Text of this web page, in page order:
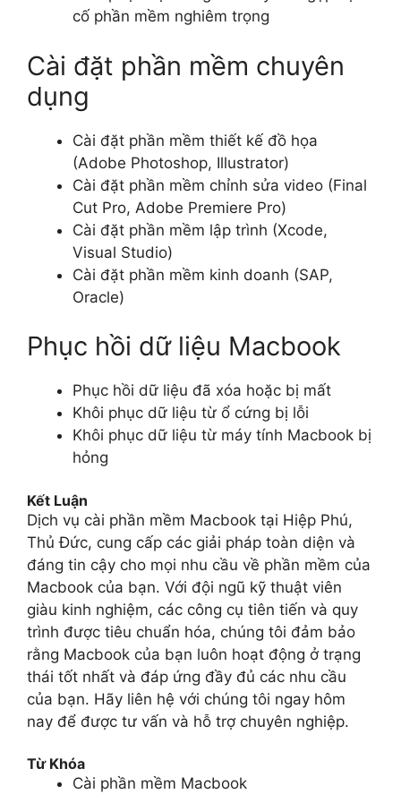
cố phần mềm nghiêm trọng
Cài đặt phần mềm chuyên
dụng
Cài đặt phần mềm thiết kế đồ họa
(Adobe Photoshop, Illustrator)
Cài đặt phần mềm chỉnh sửa video (Final
Cut Pro, Adobe Premiere Pro)
Cài đặt phần mềm lập trình (Xcode,
Visual Studio)
Cài đặt phần mềm kinh doanh (SAP,
Oracle)
Phục hồi dữ liệu Macbook
Phục hồi dữ liệu đã xóa hoặc bị mất
Khôi phục dữ liệu từ ổ cứng bị lỗi
Khôi phục dữ liệu từ máy tính Macbook bị
hỏng
Kết Luận
Dịch vụ cài phần mềm Macbook tại Hiệp Phú,
Thủ Đức, cung cấp các giải pháp toàn diện và
đáng tin cậy cho mọi nhu cầu về phần mềm của
Macbook của bạn. Với đội ngũ kỹ thuật viên
giàu kinh nghiệm, các công cụ tiên tiến và quy
trình được tiêu chuẩn hóa, chúng tôi đảm bảo
rằng Macbook của bạn luôn hoạt động ở trạng
thái tốt nhất và đáp ứng đầy đủ các nhu cầu
của bạn. Hãy liên hệ với chúng tôi ngay hôm
nay để được tư vấn và hỗ trợ chuyên nghiệp.
Từ Khóa
Cài phần mềm Macbook